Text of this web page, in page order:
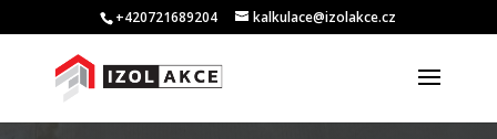
+420721689204 kalkulace@izolakce.cz